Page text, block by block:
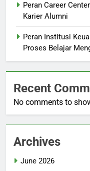
Peran Career
Karier Alumni
Peran Institusi
Proses Belajar
Recent
No comments to
Archives
June 2026